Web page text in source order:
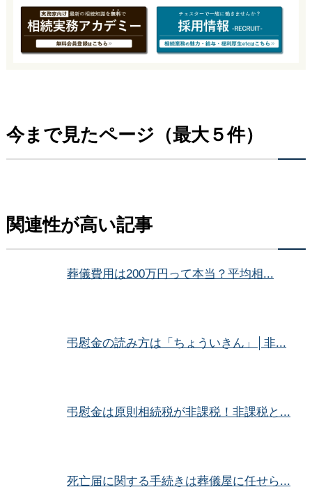
今まで見たページ（最大５件）
関連性が高い記事
葬儀費用は200万円って本当？平均相...
弔慰金の読み方は「ちょういきん」│非...
弔慰金は原則相続税が非課税！非課税と...
死亡届に関する手続きは葬儀屋に任せら...